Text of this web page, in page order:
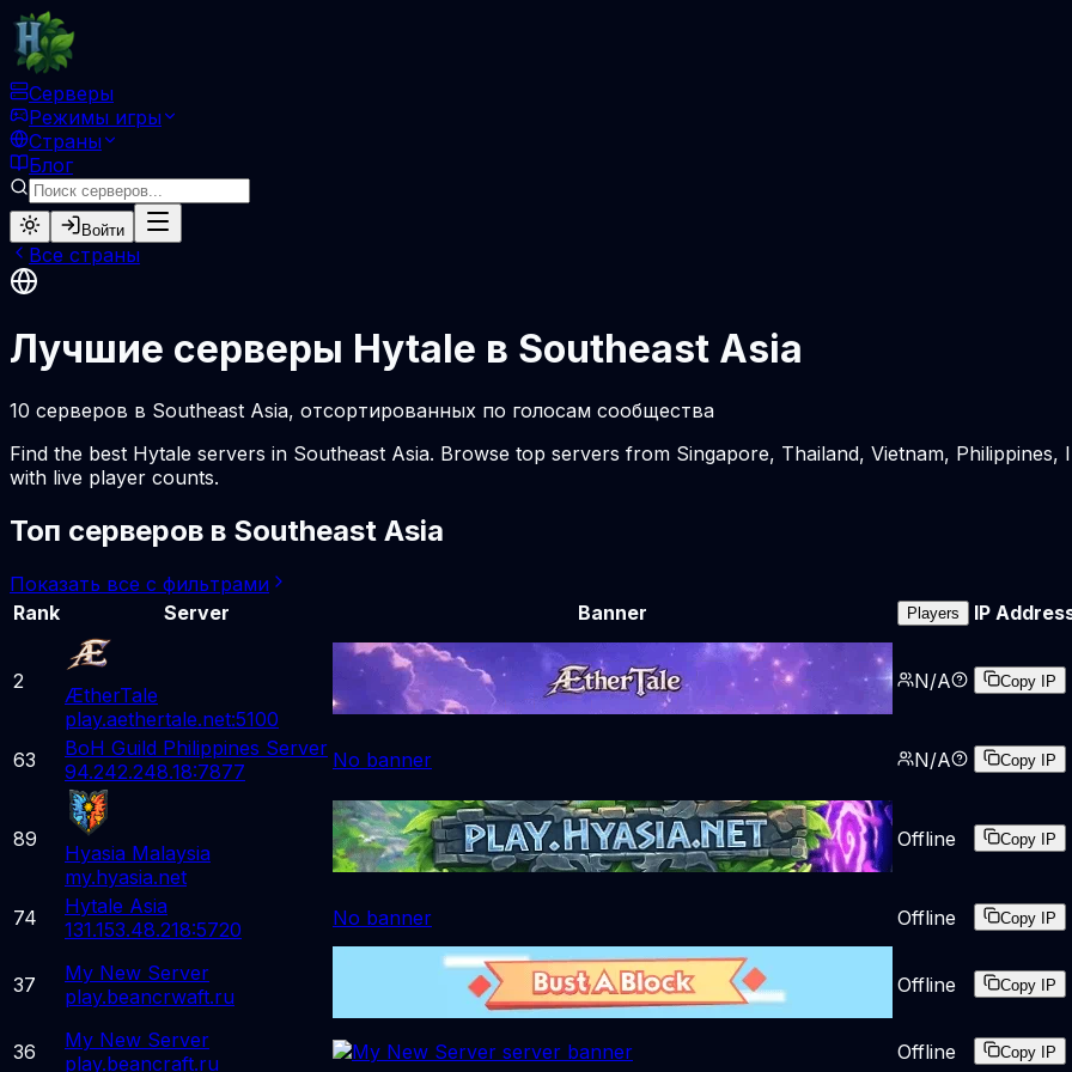
Серверы
Режимы игры
Страны
Блог
Войти
Все страны
Лучшие серверы Hytale в Southeast Asia
10 серверов в Southeast Asia, отсортированных по голосам сообщества
Find the best Hytale servers in Southeast Asia. Browse top servers from Singapore, Thailand, Vietnam,
with live player counts.
Топ серверов в Southeast Asia
Показать все с фильтрами
Rank
Server Banner Players IP
2
ÆtherTale
play.aethertale.net:5100
N/A Copy IP
63
BoH Guild Philippines Server
94.242.248.18:7877
No banner N/A Copy IP
89
Hyasia Malaysia
my.hyasia.net
Offline Copy IP
74
Hytale Asia
131.153.48.218:5720
No banner Offline Copy IP
37
My New Server
play.beancrwaft.ru
Offline Copy IP
36
My New Server
play.beancraft.ru
Offline Copy IP